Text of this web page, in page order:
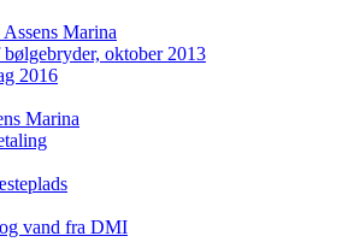
Marina
oktober 2013
2016
Marina
vand fra DMI